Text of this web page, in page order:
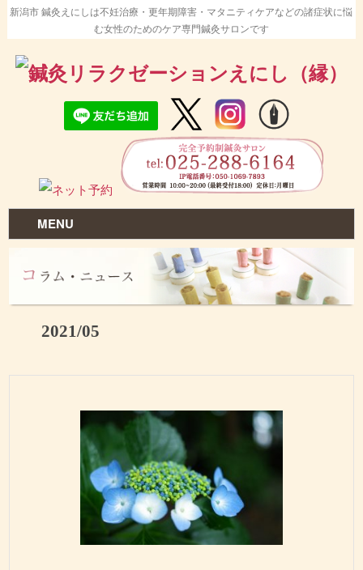
新潟市 鍼灸えにしは不妊治療・更年期障害・マタニティケアなどの諸症状に悩
む女性のためのケア専門鍼灸サロンです
MENU
2021/05